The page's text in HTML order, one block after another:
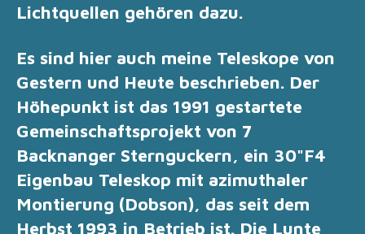
Lichtquellen gehören dazu.
Es sind hier auch meine Teleskope von
Gestern und Heute beschrieben. Der
Höhepunkt ist das 1991 gestartete
Gemeinschaftsprojekt von 7
Backnanger Sternguckern, ein 30"F4
Eigenbau Teleskop mit azimuthaler
Montierung (Dobson), das seit dem
Herbst 1993 in Betrieb ist. Die Lunte